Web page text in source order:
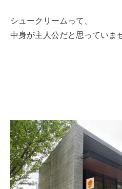
シュークリームって、
中身が主人公だと思っていま